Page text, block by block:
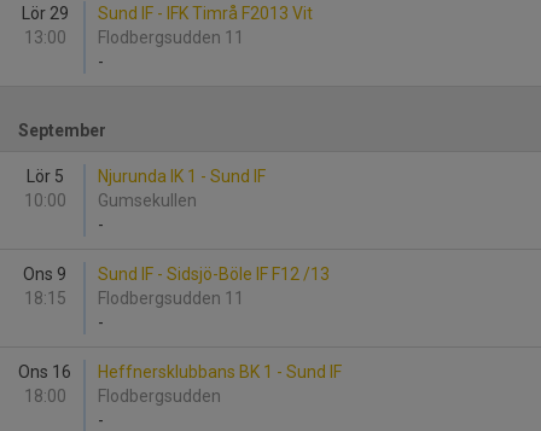
Lör 29
13:00
Sund IF - IFK Timrå F2013 Vit
Flodbergsudden 11
-
September
Lör 5
10:00
Njurunda IK 1 - Sund IF
Gumsekullen
-
Ons 9
18:15
Sund IF - Sidsjö-Böle IF F12 /13
Flodbergsudden 11
-
Ons 16
18:00
Heffnersklubbans BK 1 - Sund IF
Flodbergsudden
-